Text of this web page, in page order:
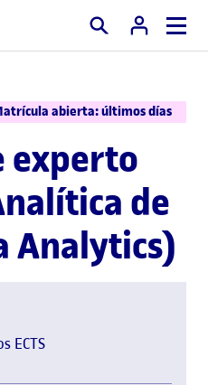
Buscar
abierta: últimos días
experto
de
Analytics)
ECTS